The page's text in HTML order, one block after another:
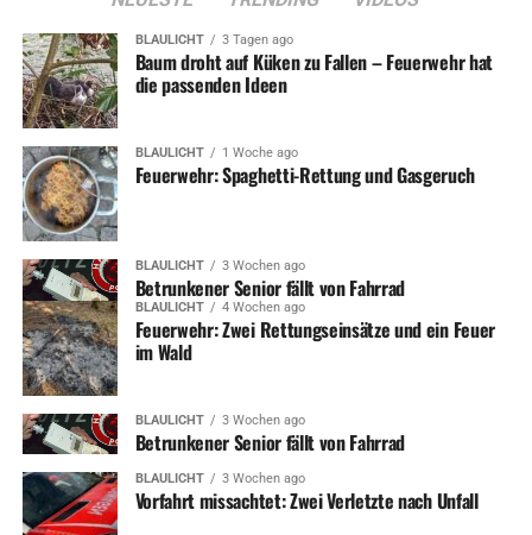
RELATED TOPICS: LEUTE SPORT
UP NEXT
Lions Club Wetter lobt Förderpreis für herausragendes
Bürgerengagement aus
Markus Goedecke neuer Präsident des Lions Club
BLAULICHT 3 Tagen ago
Baum droht auf Küken zu Fallen – Feuerwehr hat
die passenden Ideen
BLAULICHT 1 Woche ago
Feuerwehr: Spaghetti-Rettung und Gasgeruch
BLAULICHT 3 Wochen ago
Betrunkener Senior fällt von Fahrrad
BLAULICHT 4 Wochen ago
Feuerwehr: Zwei Rettungseinsätze und ein Feuer
im Wald
BLAULICHT 3 Wochen ago
Betrunkener Senior fällt von Fahrrad
BLAULICHT 3 Wochen ago
Vorfahrt missachtet: Zwei Verletzte nach Unfall